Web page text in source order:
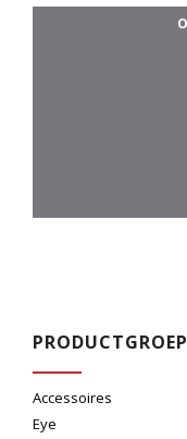
Accessoires
Eye